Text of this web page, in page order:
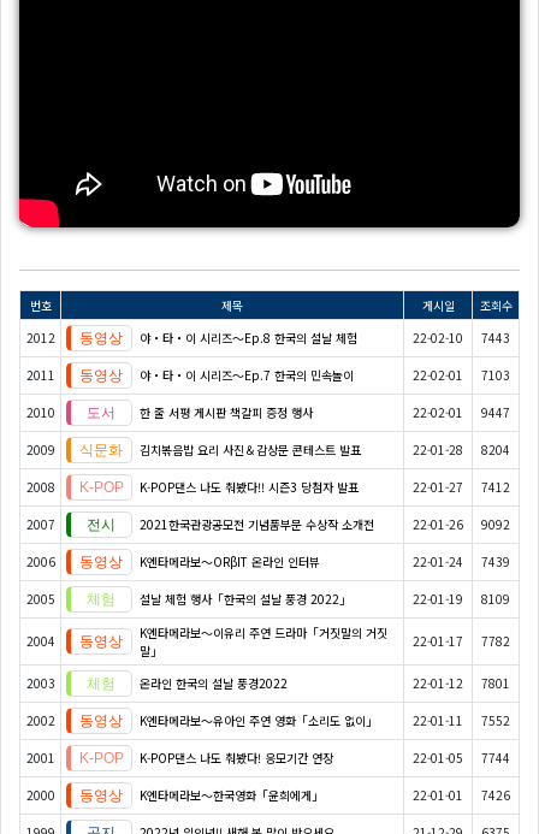
번호 제목 게시일
조회수
2012
야・타・이 시리즈〜Ep.8 한국의 설날 체험 22-02-10 7443
2011 야・타・이 시리즈〜Ep.7 한국의 민속놀이 22-02-01 7103
2010 한 줄 서평 게시판 책갈피 증정 행사 22-02-01 9447
2009 김치볶음밥 요리 사진＆감상문 콘테스트 발표 22-01-28 8204
2008 K-POP댄스 나도 춰봤다!! 시즌3 당첨자 발표 22-01-27 7412
2007 2021한국관광공모전 기념품부문 수상작 소개전 22-01-26 9092
2006 K엔타메라보～ORβIT 온라인 인터뷰 22-01-24 7439
2005 설날 체험 행사「한국의 설날 풍경 2022」 22-01-19 8109
2004
K엔타메라보～이유리 주연 드라마「거짓말의 거짓
말」
22-01-17 7782
2003 온라인 한국의 설날 풍경2022 22-01-12 7801
2002 K엔타메라보～유아인 주연 영화「소리도 없이」 22-01-11 7552
2001 K-POP댄스 나도 춰봤다! 응모기간 연장 22-01-05 7744
2000 K엔타메라보～한국영화「윤희에게」 22-01-01 7426